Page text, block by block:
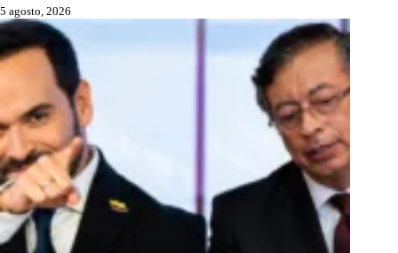
5 agosto, 2026